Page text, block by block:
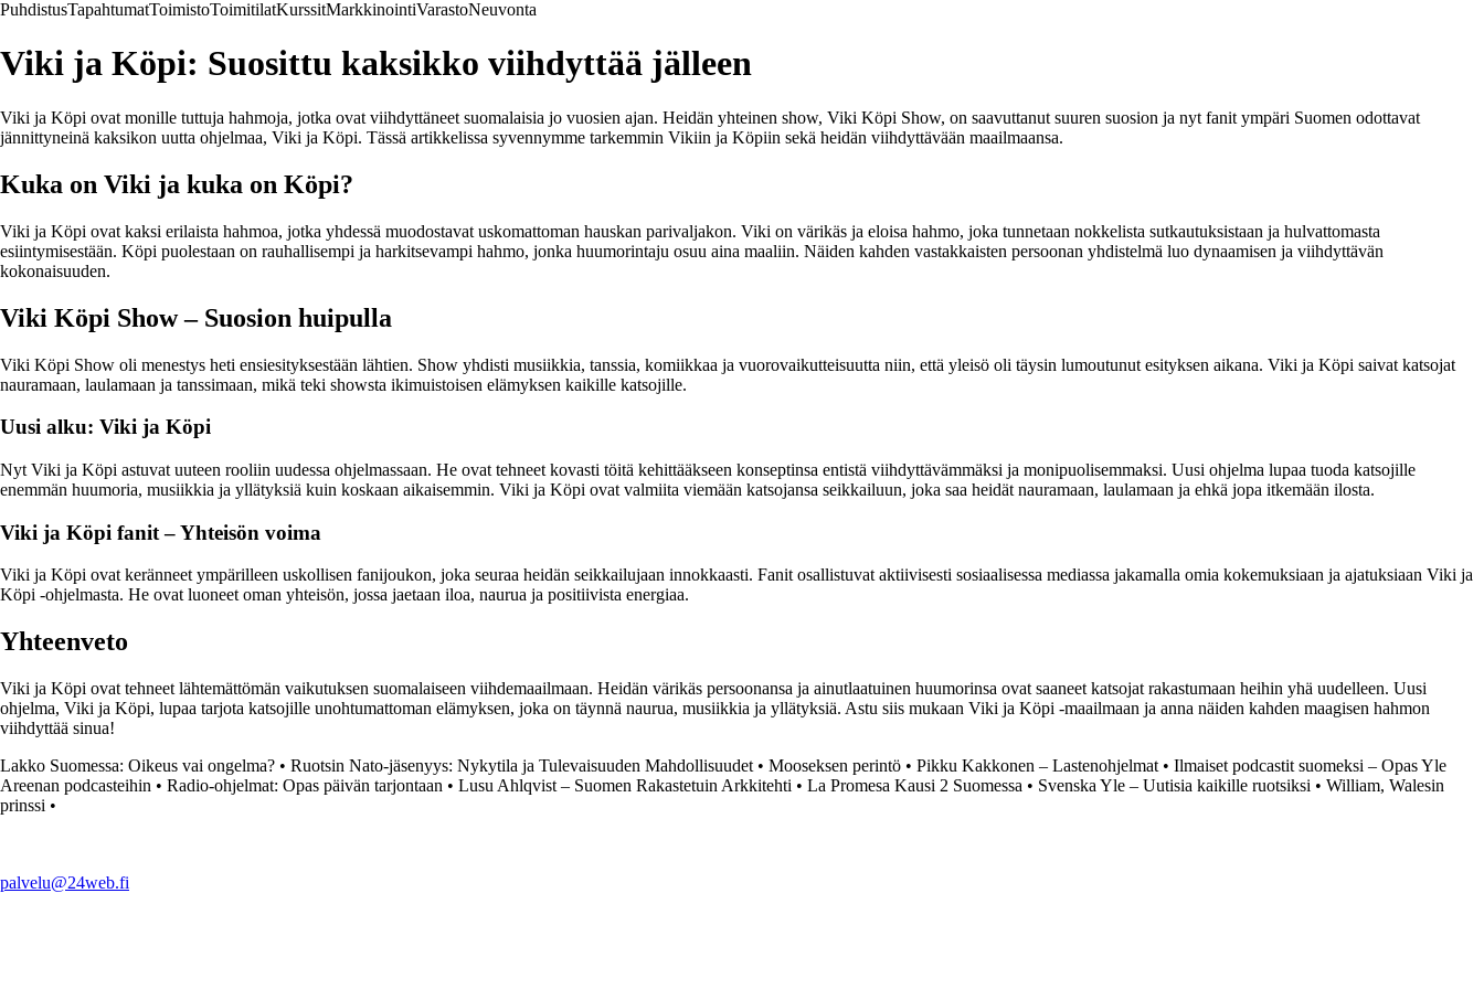
PuhdistusTapahtumatToimistoToimitilatKurssitMarkkinointiVarastoNeuvonta
Viki ja Köpi: Suosittu kaksikko viihdyttää jälleen
Viki ja Köpi ovat monille tuttuja hahmoja, jotka ovat viihdyttäneet suomalaisia jo vuosien ajan. Heidän yhteinen show, Viki Köpi Show, on saavuttanut suuren suosion ja nyt fanit ympäri Suomen odottavat
jännittyneinä kaksikon uutta ohjelmaa, Viki ja Köpi. Tässä artikkelissa syvennymme tarkemmin Vikiin ja Köpiin sekä heidän viihdyttävään maailmaansa.
Kuka on Viki ja kuka on Köpi?
Viki ja Köpi ovat kaksi erilaista hahmoa, jotka yhdessä muodostavat uskomattoman hauskan parivaljakon. Viki on värikäs ja eloisa hahmo, joka tunnetaan nokkelista sutkautuksistaan ja hulvattomasta
esiintymisestään. Köpi puolestaan on rauhallisempi ja harkitsevampi hahmo, jonka huumorintaju osuu aina maaliin. Näiden kahden vastakkaisten persoonan yhdistelmä luo dynaamisen ja viihdyttävän
kokonaisuuden.
Viki Köpi Show – Suosion huipulla
Viki Köpi Show oli menestys heti ensiesityksestään lähtien. Show yhdisti musiikkia, tanssia, komiikkaa ja vuorovaikutteisuutta niin, että yleisö oli täysin lumoutunut esityksen aikana. Viki ja Köpi saivat katsojat
nauramaan, laulamaan ja tanssimaan, mikä teki showsta ikimuistoisen elämyksen kaikille katsojille.
Uusi alku: Viki ja Köpi
Nyt Viki ja Köpi astuvat uuteen rooliin uudessa ohjelmassaan. He ovat tehneet kovasti töitä kehittääkseen konseptinsa entistä viihdyttävämmäksi ja monipuolisemmaksi. Uusi ohjelma lupaa tuoda katsojille
enemmän huumoria, musiikkia ja yllätyksiä kuin koskaan aikaisemmin. Viki ja Köpi ovat valmiita viemään katsojansa seikkailuun, joka saa heidät nauramaan, laulamaan ja ehkä jopa itkemään ilosta.
Viki ja Köpi fanit – Yhteisön voima
Viki ja Köpi ovat keränneet ympärilleen uskollisen fanijoukon, joka seuraa heidän seikkailujaan innokkaasti. Fanit osallistuvat aktiivisesti sosiaalisessa mediassa jakamalla omia kokemuksiaan ja ajatuksiaan Viki ja
Köpi -ohjelmasta. He ovat luoneet oman yhteisön, jossa jaetaan iloa, naurua ja positiivista energiaa.
Yhteenveto
Viki ja Köpi ovat tehneet lähtemättömän vaikutuksen suomalaiseen viihdemaailmaan. Heidän värikäs persoonansa ja ainutlaatuinen huumorinsa ovat saaneet katsojat rakastumaan heihin yhä uudelleen. Uusi
ohjelma, Viki ja Köpi, lupaa tarjota katsojille unohtumattoman elämyksen, joka on täynnä naurua, musiikkia ja yllätyksiä. Astu siis mukaan Viki ja Köpi -maailmaan ja anna näiden kahden maagisen hahmon
viihdyttää sinua!
Lakko Suomessa: Oikeus vai ongelma? • Ruotsin Nato-jäsenyys: Nykytila ja Tulevaisuuden Mahdollisuudet • Mooseksen perintö • Pikku Kakkonen – Lastenohjelmat • Ilmaiset podcastit suomeksi – Opas Yle
Areenan podcasteihin • Radio-ohjelmat: Opas päivän tarjontaan • Lusu Ahlqvist – Suomen Rakastetuin Arkkitehti • La Promesa Kausi 2 Suomessa • Svenska Yle – Uutisia kaikille ruotsiksi • William, Walesin
prinssi •
palvelu@24web.fi